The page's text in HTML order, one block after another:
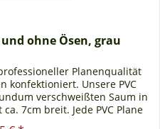
ohne Ösen, grau
Planenqualität
konfektioniert. Unsere PVC
verschweißten Saum in
7cm breit. Jede PVC Plane